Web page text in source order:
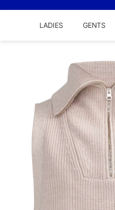
LADIES GENTS